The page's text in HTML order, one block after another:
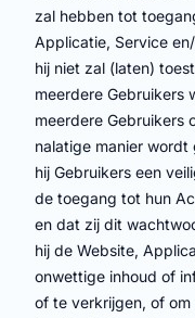
zal hebben tot
Applicatie, Service
hij niet zal (laten)
meerdere Gebruikers
meerdere Gebruikers
nalatige manier wordt
hij Gebruikers een
de toegang tot hun
en dat zij dit
hij de Website,
onwettige inhoud of
of te verkrijgen, of